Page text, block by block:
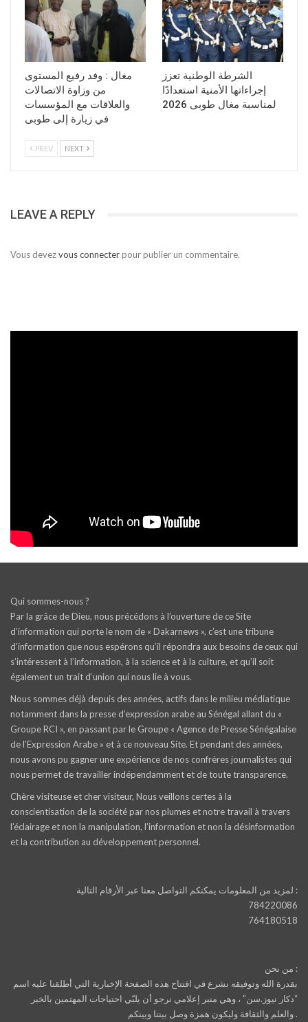
مغال : وفد رفيع المستوى
من وزاوة الاتصالات
والعلاقات مع المؤسسات
في زيارة إلى طوبى
الشرطة الوطنية تعزز
إجراءاتها الأمنية استعدادًا
لمناسبة مغال طوبى 2026
PREV NEXT
LEAVE A REPLY
Vous devezvous connecterpour publier un commentaire.
Qui sommes-nous ?
Par la grâce de Dieu, nous précédons à l’ouverture de ce Site
d’information qui porte le nom de « Dakarnews », c’est une tribune
d’information que nous espérons qu’il répondra aux besoins de ceux qui
s’intéressent à l’information, à la science et à la culture, et qu’il soit
également un trait d‘union qui nous lie à vous.
Nous sommes déjà depuis des années, actifs dans le milieu médiatique
notamment dans la presse d’expression arabe au Sénégal allant du «
Groupe RCI », en passant par le Groupe « Agence de Presse Sénégalaise
de l’Expression Arabe » et à ce nouveau Site. Et pendant des années,
nous avons pu gagner une expérience de nos confrères journalistes qui
nous permet de travailler indépendamment et de toute transparence.
Chère visiteuse et cher visiteur, Nous veillons certes à la
conscientisation de la société par nos plumes et notre travail à travers
l’éclairage et non la manipulation, l’information et non la désinformation
et la contribution au développement personnel.
لمزيد من المعلومات يمكنكم التواصل معنا عبر الأرقام التالية :
784220086
764180518
من نحن :
بقدرة الله وتوفيقه نشرع في افتتاح هذه الصفحة الإخبارية التي أطلقنا عليه اسم
“دكار نيوز.سن” ، وهي منبر إعلامي نرجو أن يلبّي احتياجات المهتمين بالخبر
والعلم والثقافة وليكون همزة وصل بيننا وبينكم .